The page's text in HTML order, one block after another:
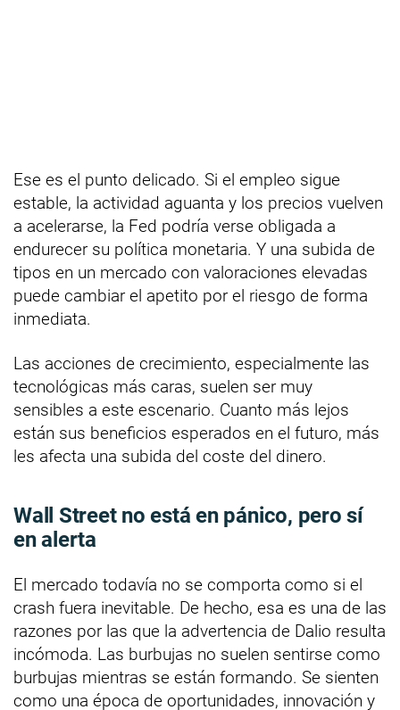
Ese es el punto delicado. Si el empleo sigue
estable, la actividad aguanta y los precios vuelven
a acelerarse, la Fed podría verse obligada a
endurecer su política monetaria. Y una subida de
tipos en un mercado con valoraciones elevadas
puede cambiar el apetito por el riesgo de forma
inmediata.
Las acciones de crecimiento, especialmente las
tecnológicas más caras, suelen ser muy
sensibles a este escenario. Cuanto más lejos
están sus beneficios esperados en el futuro, más
les afecta una subida del coste del dinero.
Wall Street no está en pánico, pero sí
en alerta
El mercado todavía no se comporta como si el
crash fuera inevitable. De hecho, esa es una de las
razones por las que la advertencia de Dalio resulta
incómoda. Las burbujas no suelen sentirse como
burbujas mientras se están formando. Se sienten
como una época de oportunidades, innovación y